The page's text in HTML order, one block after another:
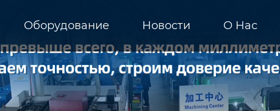
Оборудование Новости О Hас